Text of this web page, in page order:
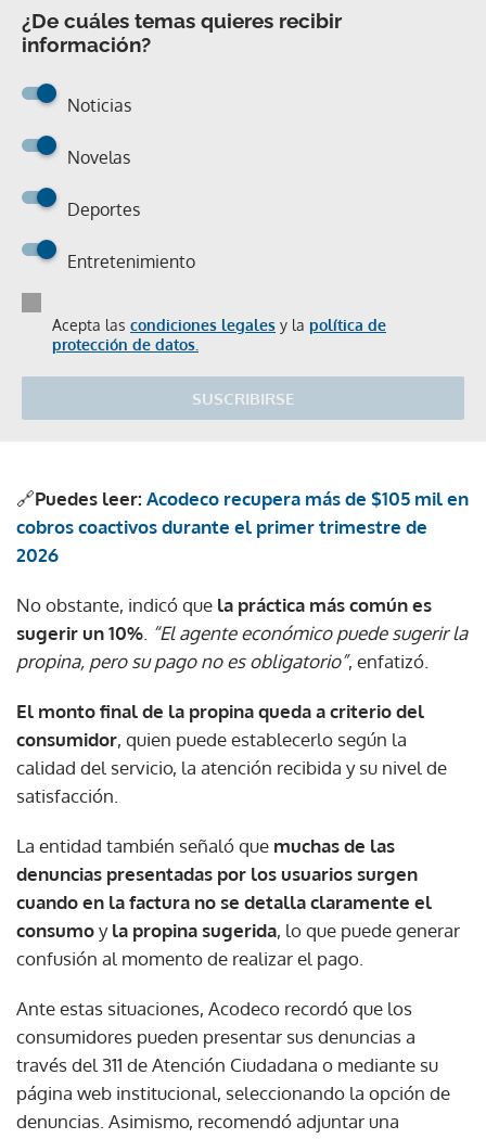
¿De cuáles temas quieres recibir
información?
Noticias
Novelas
Deportes
Entretenimiento
Acepta las condiciones legales y la política de
protección de datos.
SUSCRIBIRSE
🔗Puedes leer: Acodeco recupera más de $105 mil en
cobros coactivos durante el primer trimestre de
2026
No obstante, indicó que la práctica más común es
sugerir un 10% “El agente económico puede sugerir la
propina, pero su pago no es obligatorio”, enfatizó.
El monto final de la propina queda a criterio del
consumidor, quien puede establecerlo según la
calidad del servicio, la atención recibida y su nivel de
satisfacción.
La entidad también señaló que muchas de las
denuncias presentadas por los usuarios surgen
cuando en la factura no se detalla claramente el
consumoyla propina sugerida, lo que puede generar
confusión al momento de realizar el pago.
Ante estas situaciones, Acodeco recordó que los
consumidores pueden presentar sus denuncias a
través del 311 de Atención Ciudadana o mediante su
página web institucional, seleccionando la opción de
denuncias. Asimismo, recomendó adjuntar una